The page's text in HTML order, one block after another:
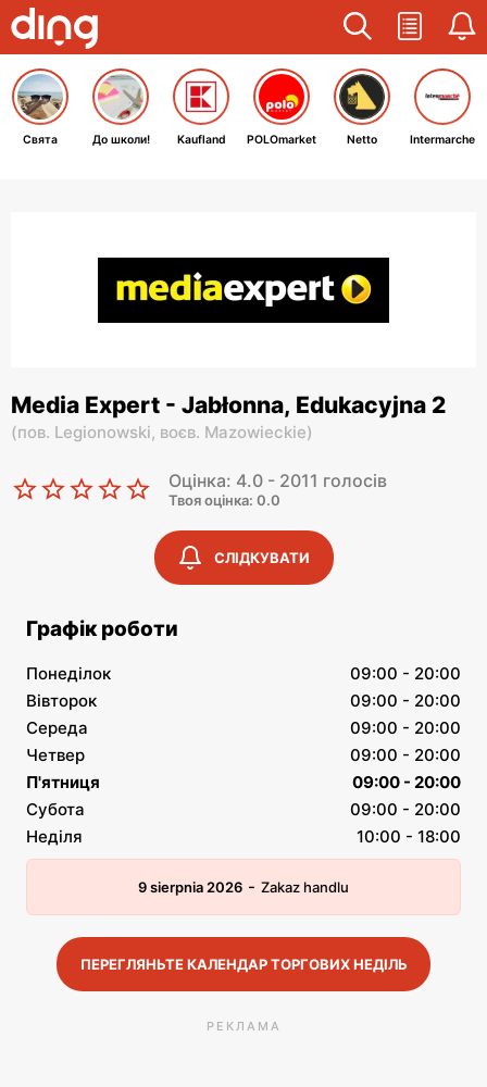
Свята До школи! Kaufland POLOmarket Netto Intermarche
Media Expert - Jabłonna, Edukacyjna 2
(пов. Legionowski, воєв. Mazowieckie)
Оцінка: 4.0 - 2011 голосів
Твоя оцінка: 0.0
СЛІДКУВАТИ
Графік роботи
Понеділок
09:00 - 20:00
Вівторок
09:00 - 20:00
Середа
09:00 - 20:00
Четвер
09:00 - 20:00
П'ятниця
09:00 - 20:00
Субота
09:00 - 20:00
Неділя
10:00 - 18:00
9 sierpnia 2026 - Zakaz handlu
ПЕРЕГЛЯНЬТЕ КАЛЕНДАР ТОРГОВИХ НЕДІЛЬ
РЕКЛАМА